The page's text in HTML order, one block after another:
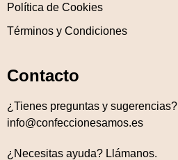
Política de Cookies
Términos y Condiciones
Contacto
¿Tienes preguntas y sugerencias?
info@confeccionesamos.es
¿Necesitas ayuda? Llámanos.